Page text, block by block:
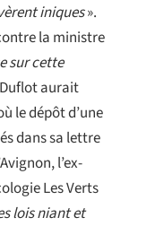
iniques».
la ministre
sur cette
aurait
le dépôt d’une
dans sa lettre
l’ex-
Les Verts
lois niant et